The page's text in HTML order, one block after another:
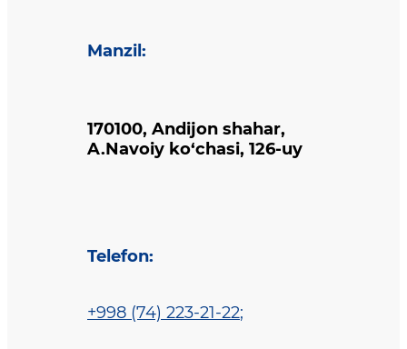
Manzil :
170100, Andijon shahar,
A.Navoiy ko‘chasi, 126-uy
Telefon:
+998 (74) 223-21-22;